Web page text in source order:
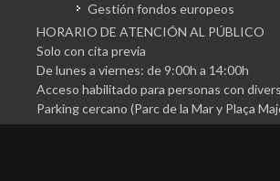
Gestión fondos europeos
HORARIO DE ATENCIÓN AL PÚBLICO
Solo con cita previa
De lunes a viernes: de 9:00h a 14:00h
Acceso habilitado para personas con
Parking cercano (Parc de la Mar y Plaça